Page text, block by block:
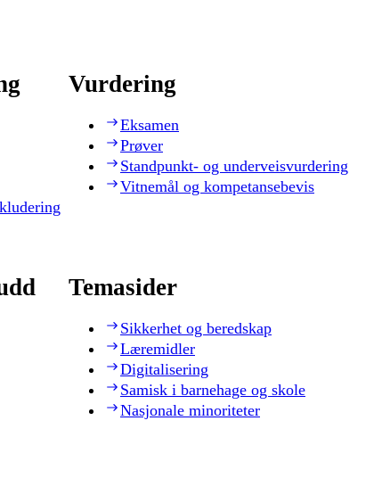
Vurdering
Eksamen
Prøver
Standpunkt- og underveisvurdering
Vitnemål og kompetansebevis
Temasider
Sikkerhet og beredskap
Læremidler
Digitalisering
Samisk i barnehage og skole
Nasjonale minoriteter